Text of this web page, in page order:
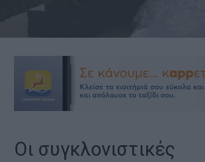
Οι συγκλονιστικές